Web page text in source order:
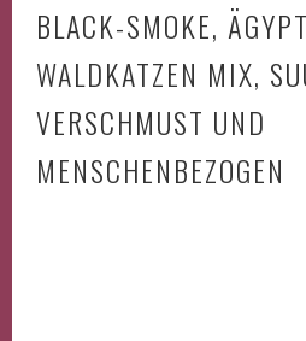
BLACK-SMOKE,
WALDKATZEN MIX,
VERSCHMUST UND
MENSCHENBEZOGEN